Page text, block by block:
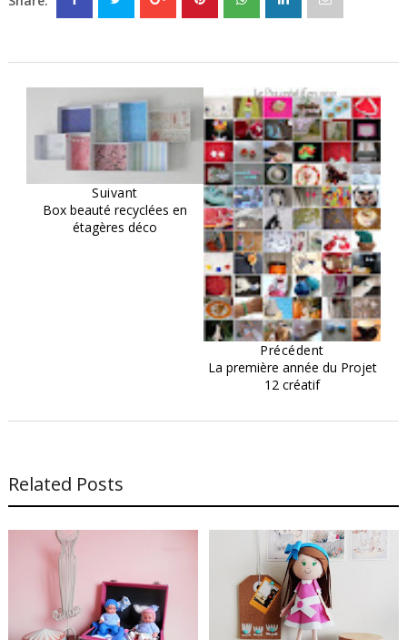
Suivant
Box beauté recyclées en
étagères déco
Précédent
La première année du Projet
12 créatif
Related Posts